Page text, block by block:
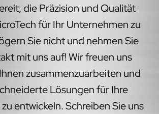
die Präzision und Qualität
für Ihr Unternehmen zu
Sie nicht und nehmen Sie
mit uns auf! Wir freuen uns
zusammenzuarbeiten und
Lösungen für Ihre
entwickeln. Schreiben Sie uns